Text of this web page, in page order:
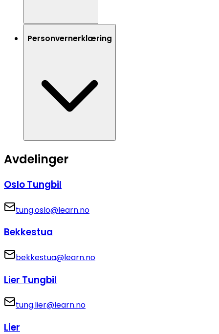
Personvernerklæring
Avdelinger
Oslo Tungbil
tung.oslo@learn.no
Bekkestua
bekkestua@learn.no
Lier Tungbil
tung.lier@learn.no
Lier